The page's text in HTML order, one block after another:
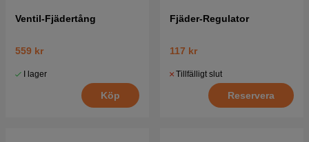
Ventil-Fjädertång
559 kr
I lager
Köp
Fjäder-Regulator
117 kr
Tillfälligt slut
Reservera